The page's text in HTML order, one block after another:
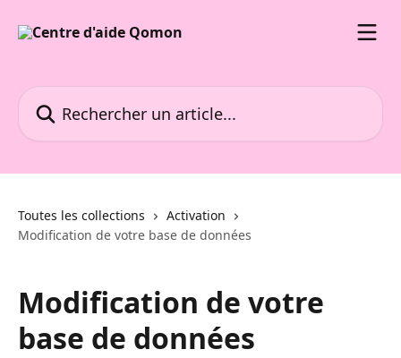
Toutes les collections
Activation
Modification de votre base de données
Modification de votre
base de données